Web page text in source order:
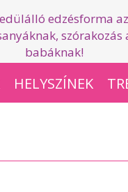
edzésforma az
szórakozás
babáknak!
HELYSZÍNEK